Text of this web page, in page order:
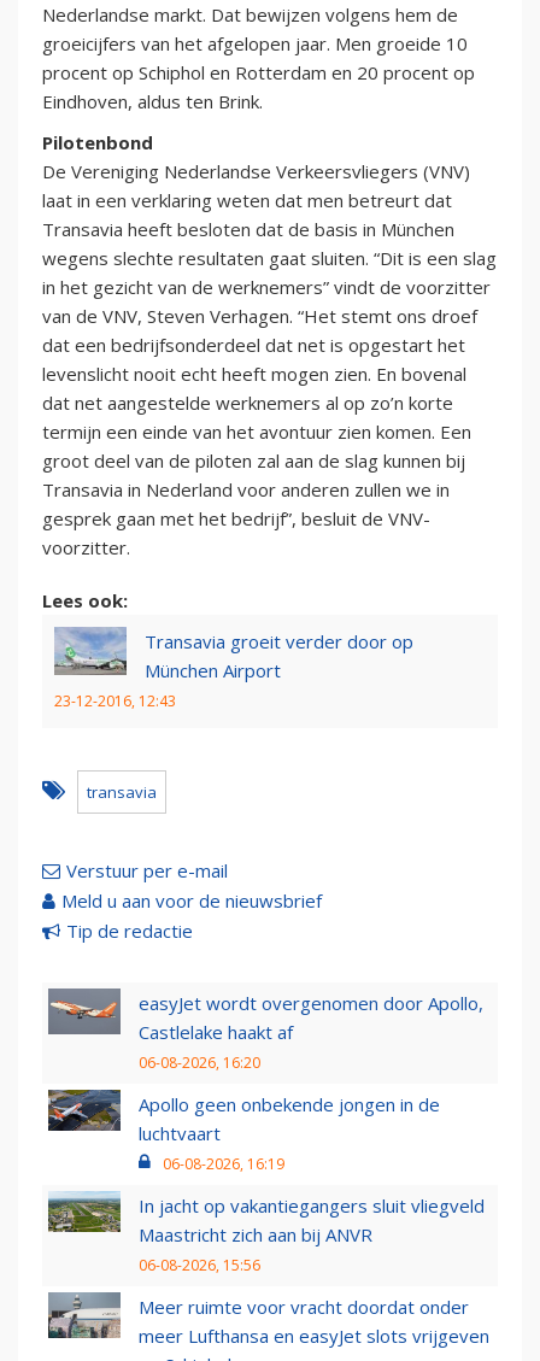
Nederlandse markt. Dat bewijzen volgens hem de
groeicijfers van het afgelopen jaar. Men groeide 10
procent op Schiphol en Rotterdam en 20 procent op
Eindhoven, aldus ten Brink.
Pilotenbond
De Vereniging Nederlandse Verkeersvliegers (VNV)
laat in een verklaring weten dat men betreurt dat
Transavia heeft besloten dat de basis in München
wegens slechte resultaten gaat sluiten. “Dit is een slag
in het gezicht van de werknemers” vindt de voorzitter
van de VNV, Steven Verhagen. “Het stemt ons droef
dat een bedrijfsonderdeel dat net is opgestart het
levenslicht nooit echt heeft mogen zien. En bovenal
dat net aangestelde werknemers al op zo’n korte
termijn een einde van het avontuur zien komen. Een
groot deel van de piloten zal aan de slag kunnen bij
Transavia in Nederland voor anderen zullen we in
gesprek gaan met het bedrijf”, besluit de VNV-
voorzitter.
Lees ook:
Transavia groeit verder door op
München Airport
23-12-2016, 12:43
transavia
Verstuur per e-mail
Meld u aan voor de nieuwsbrief
Tip de redactie
easyJet wordt overgenomen door Apollo,
Castlelake haakt af
06-08-2026, 16:20
Apollo geen onbekende jongen in de
luchtvaart
06-08-2026, 16:19
In jacht op vakantiegangers sluit vliegveld
Maastricht zich aan bij ANVR
06-08-2026, 15:56
Meer ruimte voor vracht doordat onder
meer Lufthansa en easyJet slots vrijgeven